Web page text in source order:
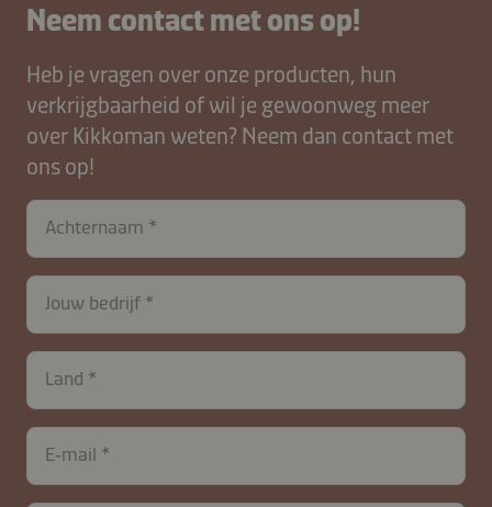
Neem contact met ons op!
Heb je vragen over onze producten, hun
verkrijgbaarheid of wil je gewoonweg meer
over Kikkoman weten? Neem dan contact met
ons op!
Achternaam
Jouw bedrijf
contactNL-
B2B-
26615-
CYmAO7V2LjJFKlITX8phZansxS
Land
E‑mail